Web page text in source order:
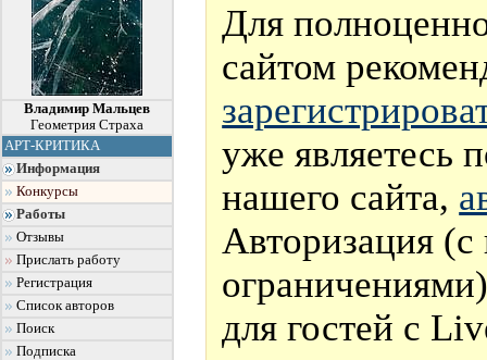
Владимир Мальцев
Геометрия Страха
АРТ-КРИТИКА
Информация
Конкурсы
Работы
Отзывы
Прислать работу
Регистрация
Список авторов
Поиск
Подписка
Для
сайтом
уже являетесь
нашего сайта,
Авторизация
для гостей с